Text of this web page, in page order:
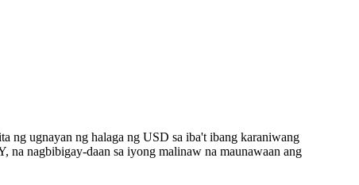
ng ugnayan ng halaga ng USD sa iba't ibang karaniwang
nagbibigay-daan sa iyong malinaw na maunawaan ang